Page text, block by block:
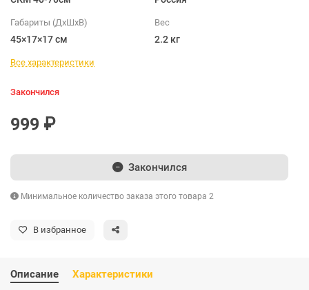
Габариты (ДхШхВ)
45×17×17 см
Вес
2.2 кг
Все характеристики
Закончился
999 ₽
Закончился
Минимальное количество заказа этого товара 2
В избранное
Описание Характеристики